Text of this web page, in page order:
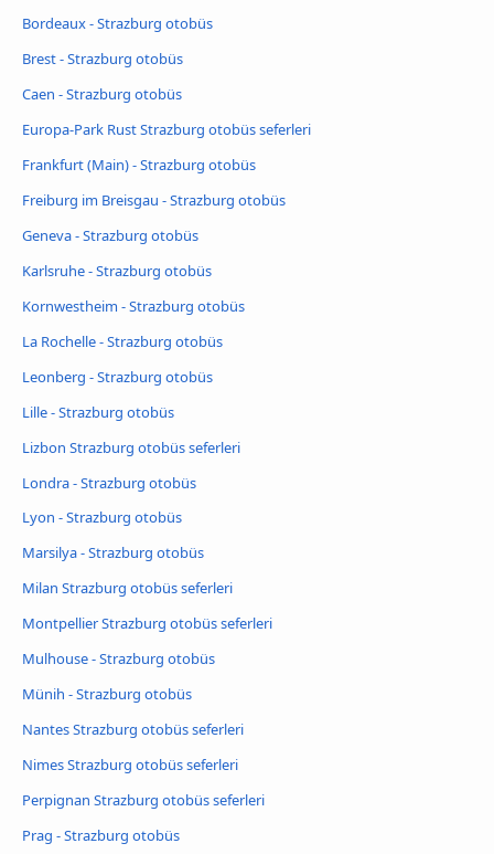
Bordeaux - Strazburg otobüs
Brest - Strazburg otobüs
Caen - Strazburg otobüs
Europa-Park Rust Strazburg otobüs seferleri
Frankfurt (Main) - Strazburg otobüs
Freiburg im Breisgau - Strazburg otobüs
Geneva - Strazburg otobüs
Karlsruhe - Strazburg otobüs
Kornwestheim - Strazburg otobüs
La Rochelle - Strazburg otobüs
Leonberg - Strazburg otobüs
Lille - Strazburg otobüs
Lizbon Strazburg otobüs seferleri
Londra - Strazburg otobüs
Lyon - Strazburg otobüs
Marsilya - Strazburg otobüs
Milan Strazburg otobüs seferleri
Montpellier Strazburg otobüs seferleri
Mulhouse - Strazburg otobüs
Münih - Strazburg otobüs
Nantes Strazburg otobüs seferleri
Nimes Strazburg otobüs seferleri
Perpignan Strazburg otobüs seferleri
Prag - Strazburg otobüs